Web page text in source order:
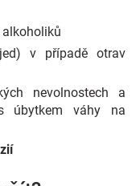
alkoholiků
v případě otrav
nevolnostech a
úbytkem váhy na